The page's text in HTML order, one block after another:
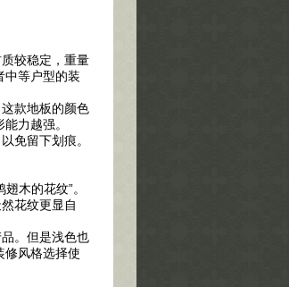
较稳定，重量
中等户型的装
款地板的颜色
力越强。
免留下划痕。
木的花纹”。
花纹更显自
。但是浅色也
修风格选择使